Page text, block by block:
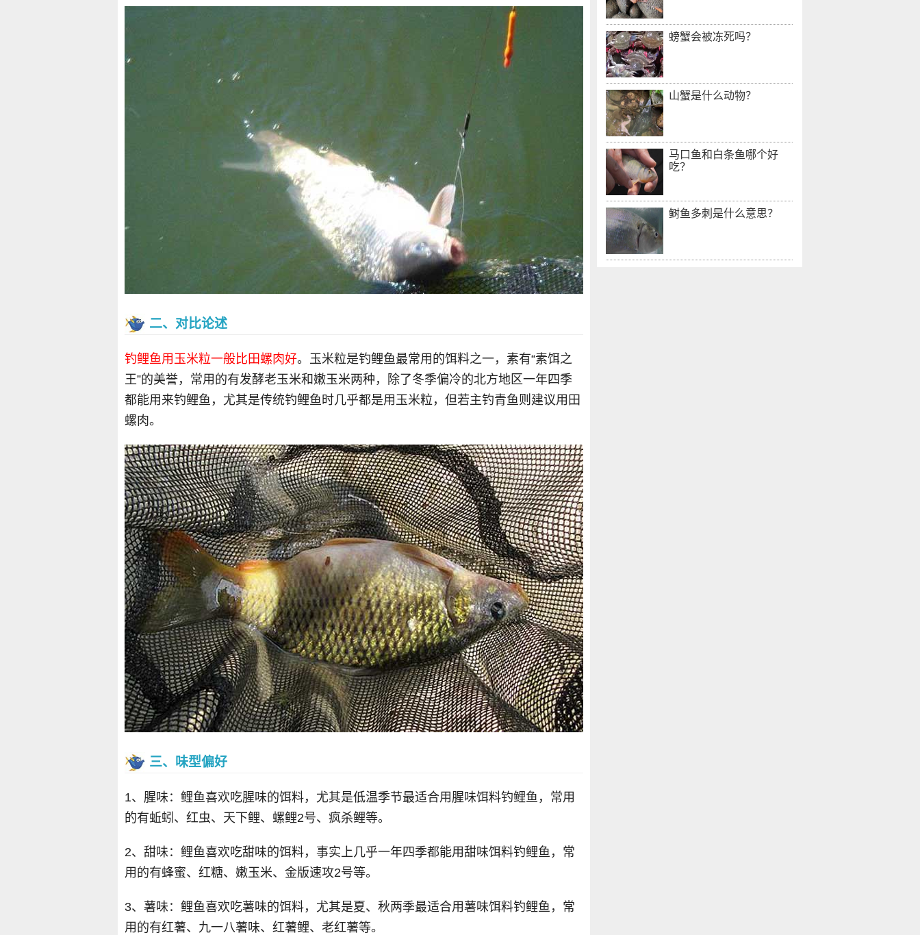
二、对比论述
钓鲤鱼用玉米粒一般比田螺肉好。玉米粒是钓鲤鱼最常用的饵料之一，素有“素饵之
王”的美誉，常用的有发酵老玉米和嫩玉米两种，除了冬季偏冷的北方地区一年四季
都能用来钓鲤鱼，尤其是传统钓鲤鱼时几乎都是用玉米粒，但若主钓青鱼则建议用田
螺肉。
三、味型偏好
1、腥味：鲤鱼喜欢吃腥味的饵料，尤其是低温季节最适合用腥味饵料钓鲤鱼，常用
的有蚯蚓、红虫、天下鲤、螺鲤2号、疯杀鲤等。
2、甜味：鲤鱼喜欢吃甜味的饵料，事实上几乎一年四季都能用甜味饵料钓鲤鱼，常
用的有蜂蜜、红糖、嫩玉米、金版速攻2号等。
3、薯味：鲤鱼喜欢吃薯味的饵料，尤其是夏、秋两季最适合用薯味饵料钓鲤鱼，常
用的有红薯、九一八薯味、红薯鲤、老红薯等。
螃蟹会被冻死吗？
山蟹是什么动物？
马口鱼和白条鱼哪个好
吃？
鲥鱼多刺是什么意思？